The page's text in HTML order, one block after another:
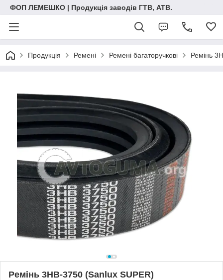
ФОП ЛЕМЕШКО | Продукція заводів ГТВ, АТВ.
Продукція Ремені Ремені багаторучкові Ремінь
Ремінь 3HB-3750 (Sanlux SUPER)